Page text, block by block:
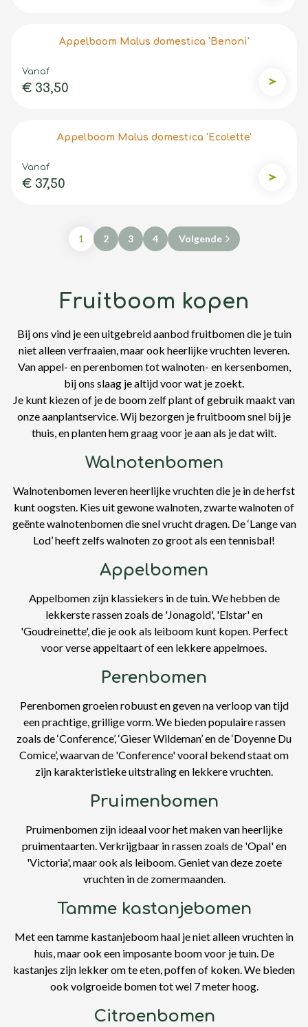
Appelboom Malus domestica 'Benoni'
Vanaf
€ 33,50
Appelboom Malus domestica 'Ecolette'
Vanaf
€ 37,50
1 2 3 4 Volgende
Fruitboom kopen
Bij ons vind je een uitgebreid aanbod fruitbomen die je tuin
niet alleen verfraaien, maar ook heerlijke vruchten leveren.
Van appel- en perenbomen tot walnoten- en kersenbomen,
bij ons slaag je altijd voor wat je zoekt.
Je kunt kiezen of je de boom zelf plant of gebruik maakt van
onze aanplantservice. Wij bezorgen je fruitboom snel bij je
thuis, en planten hem graag voor je aan als je dat wilt.
Walnotenbomen
Walnotenbomen leveren heerlijke vruchten die je in de herfst
kunt oogsten. Kies uit gewone walnoten, zwarte walnoten of
geënte walnotenbomen die snel vrucht dragen. De ‘Lange van
Lod’ heeft zelfs walnoten zo groot als een tennisbal!
Appelbomen
Appelbomen zijn klassiekers in de tuin. We hebben de
lekkerste rassen zoals de 'Jonagold', 'Elstar' en
'Goudreinette', die je ook als leiboom kunt kopen. Perfect
voor verse appeltaart of een lekkere appelmoes.
Perenbomen
Perenbomen groeien robuust en geven na verloop van tijd
een prachtige, grillige vorm. We bieden populaire rassen
zoals de ‘Conference’, ‘Gieser Wildeman’ en de ‘Doyenne Du
Comice’, waarvan de 'Conference' vooral bekend staat om
zijn karakteristieke uitstraling en lekkere vruchten.
Pruimenbomen
Pruimenbomen zijn ideaal voor het maken van heerlijke
pruimentaarten. Verkrijgbaar in rassen zoals de 'Opal' en
'Victoria', maar ook als leiboom. Geniet van deze zoete
vruchten in de zomermaanden.
Tamme kastanjebomen
Met een tamme kastanjeboom haal je niet alleen vruchten in
huis, maar ook een imposante boom voor je tuin. De
kastanjes zijn lekker om te eten, poffen of koken. We bieden
ook volgroeide bomen tot wel 7 meter hoog.
Citroenbomen